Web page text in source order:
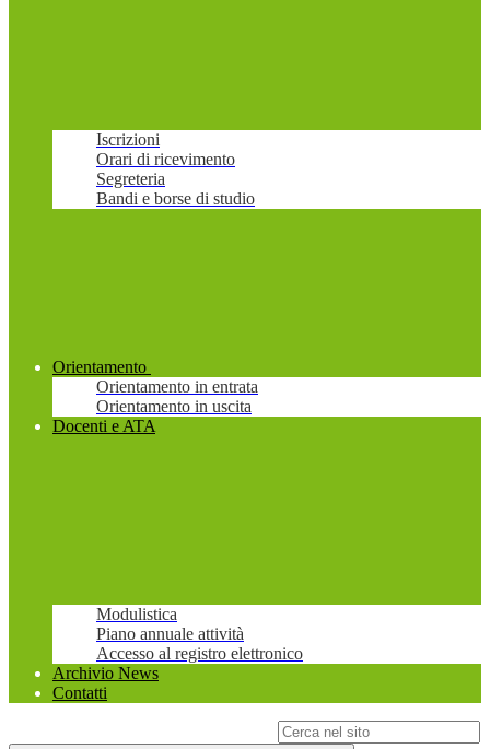
Iscrizioni
Orari di ricevimento
Segreteria
Bandi e borse di studio
Orientamento
Orientamento in entrata
Orientamento in uscita
Docenti e ATA
Modulistica
Piano annuale attività
Accesso al registro elettronico
Archivio News
Contatti